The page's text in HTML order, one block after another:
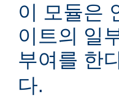
이 모듈은
이트의 일
부여를 한
다.